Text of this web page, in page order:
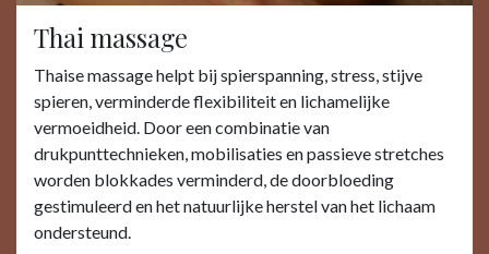
Thai massage
Thaise massage helpt bij spierspanning, stress, stijve
spieren, verminderde flexibiliteit en lichamelijke
vermoeidheid. Door een combinatie van
drukpunttechnieken, mobilisaties en passieve stretches
worden blokkades verminderd, de doorbloeding
gestimuleerd en het natuurlijke herstel van het lichaam
ondersteund.